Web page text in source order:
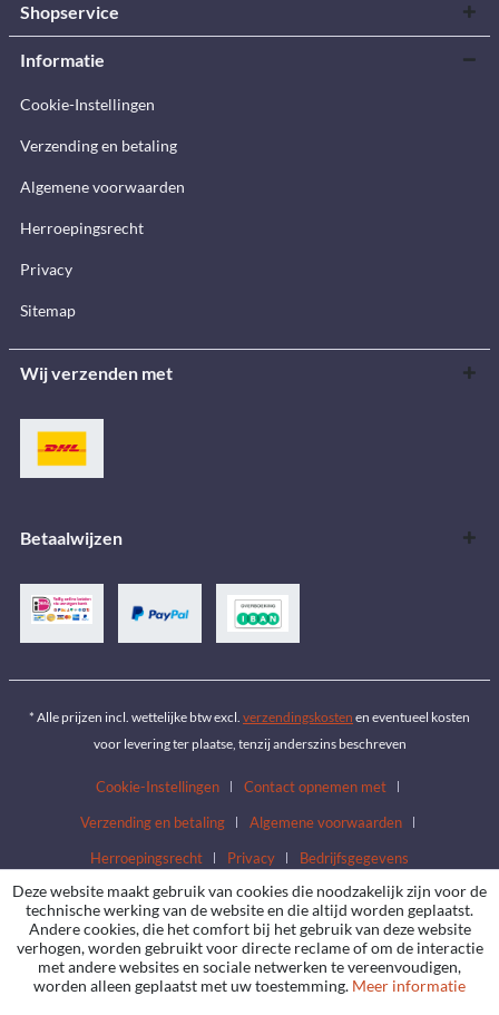
Shopservice
Informatie
Cookie-Instellingen
Verzending en betaling
Algemene voorwaarden
Herroepingsrecht
Privacy
Sitemap
Wij verzenden met
Betaalwijzen
* Alle prijzen incl. wettelijke btw excl. verzendingskosten en eventueel kosten
voor levering ter plaatse, tenzij anderszins beschreven
Cookie-Instellingen
Contact opnemen met
Verzending en betaling
Algemene voorwaarden
Herroepingsrecht
Privacy Bedrijfsgegevens
Deze website maakt gebruik van cookies die noodzakelijk zijn voor de
technische werking van de website en die altijd worden geplaatst.
Andere cookies, die het comfort bij het gebruik van deze website
verhogen, worden gebruikt voor directe reclame of om de interactie
met andere websites en sociale netwerken te vereenvoudigen,
worden alleen geplaatst met uw toestemming. Meer informatie